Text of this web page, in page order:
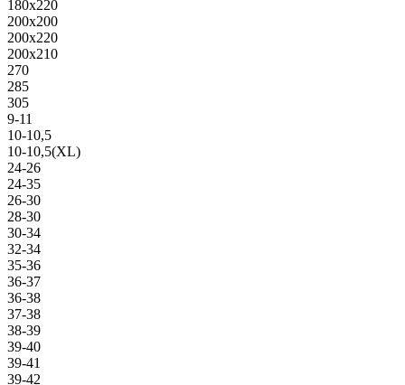
180х220
200х200
200х220
200х210
270
285
305
9-11
10-10,5
10-10,5(XL)
24-26
24-35
26-30
28-30
30-34
32-34
35-36
36-37
36-38
37-38
38-39
39-40
39-41
39-42